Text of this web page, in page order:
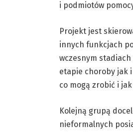
i podmiotów
Projekt jest
innych funkcjach
wczesnym
etapie choroby jak
co mogą zrobić i
Kolejną grupą
nieformalnych